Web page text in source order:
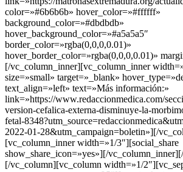
color=»#6b6b6b» hover_color=»#ffffff»
background_color=»#dbdbdb»
hover_background_color=»#a5a5a5″
border_color=»rgba(0,0,0,0.01)»
hover_border_color=»rgba(0,0,0,0.01)»
[/vc_column_inner][vc_column_inner
size=»small» target=»_blank»
text_align=»left» text=»Más información:»
link=»https://www.redaccionmedica.com/
version-cefalica-externa-disminuye-la-
fetal-
2022-01-28&utm_campaign=boletin»][/
[vc_column_inner width=»1/3″][social_share
show_share_icon=»yes»][/
[/vc_column][vc_column width=»1/